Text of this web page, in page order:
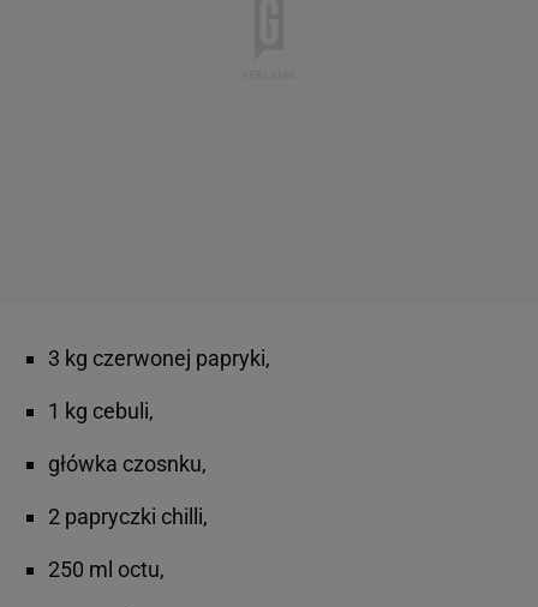
3 kg czerwonej papryki,
1 kg cebuli,
główka czosnku,
2 papryczki chilli,
250 ml octu,